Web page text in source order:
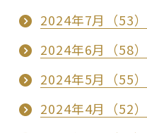
2024年7月（53）
2024年6月（58）
2024年5月（55）
2024年4月（52）